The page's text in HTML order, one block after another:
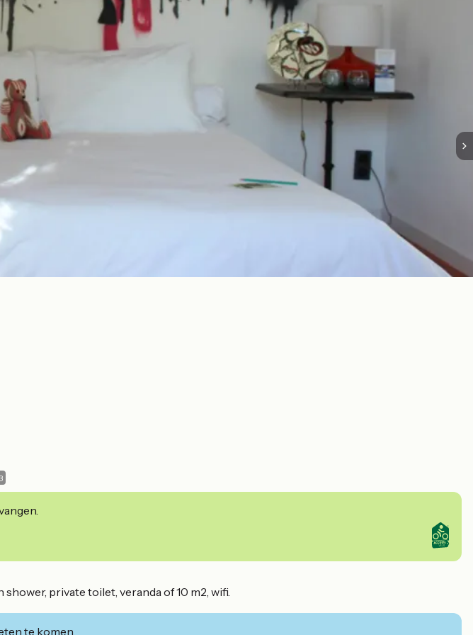
private toilet, veranda of 10 m2, wifi.
te komen.